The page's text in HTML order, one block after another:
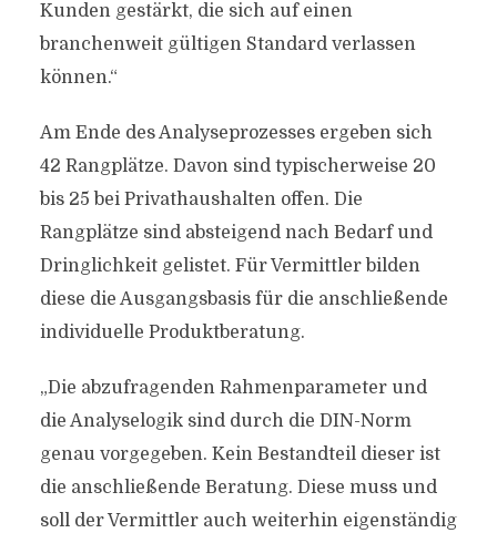
Kunden gestärkt, die sich auf einen
branchenweit gültigen Standard verlassen
können.“
Am Ende des Analyseprozesses ergeben sich
42 Rangplätze. Davon sind typischerweise 20
bis 25 bei Privathaushalten offen. Die
Rangplätze sind absteigend nach Bedarf und
Dringlichkeit gelistet. Für Vermittler bilden
diese die Ausgangsbasis für die anschließende
individuelle Produktberatung.
„Die abzufragenden Rahmenparameter und
die Analyselogik sind durch die DIN-Norm
genau vorgegeben. Kein Bestandteil dieser ist
die anschließende Beratung. Diese muss und
soll der Vermittler auch weiterhin eigenständig